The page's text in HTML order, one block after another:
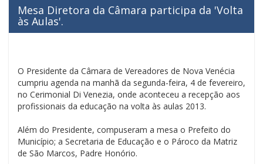
Mesa Diretora da Câmara participa da 'Volta
às Aulas'.
O Presidente da Câmara de Vereadores de Nova Venécia
cumpriu agenda na manhã da segunda-feira, 4 de fevereiro,
no Cerimonial Di Venezia, onde aconteceu a recepção aos
profissionais da educação na volta às aulas 2013.
Além do Presidente, compuseram a mesa o Prefeito do
Município; a Secretaria de Educação e o Pároco da Matriz
de São Marcos, Padre Honório.